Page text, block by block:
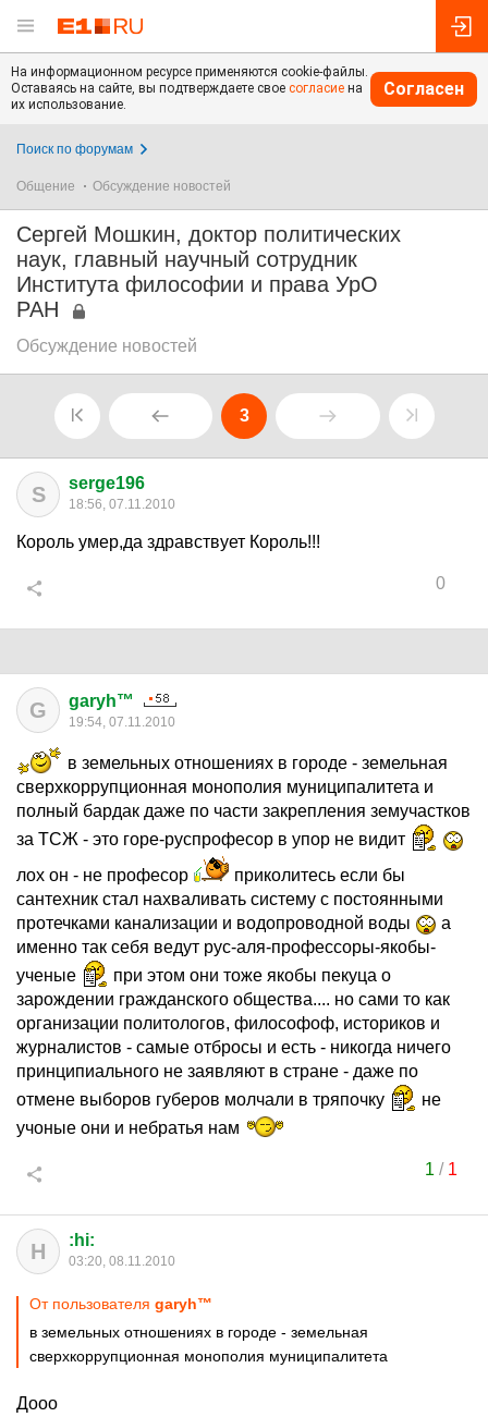
На информационном ресурсе применяются cookie-файлы.
Оставаясь на сайте, вы подтверждаете свое согласие на
их использование.
Согласен
Поиск по форумам
Общение Обсуждение новостей
Сергей Мошкин, доктор политических
наук, главный научный сотрудник
Института философии и права УрО
РАН
Обсуждение новостей
3
S serge196
18:56, 07.11.2010
Король умер,да здравствует Король!!!
0
G garyh™
19:54, 07.11.2010
в земельных отношениях в городе - земельная
сверхкоррупционная монополия муниципалитета и
полный бардак даже по части закрепления земучастков
за ТСЖ - это горе-руспрофесор в упор не видит
лох он - не професор
приколитесь если бы
сантехник стал нахваливать систему с постоянными
протечками канализации и водопроводной воды
а
именно так себя ведут рус-аля-профессоры-якобы-
ученые
при этом они тоже якобы пекуца о
зарождении гражданского общества.... но сами то как
организации политологов, философоф, историков и
журналистов - самые отбросы и есть - никогда ничего
принципиального не заявляют в стране - даже по
отмене выборов губеров молчали в тряпочку
не
учоные они и небратья нам
1 / 1
H :hi:
03:20, 08.11.2010
От пользователя garyh™
в земельных отношениях в городе - земельная
сверхкоррупционная монополия муниципалитета
Дооо